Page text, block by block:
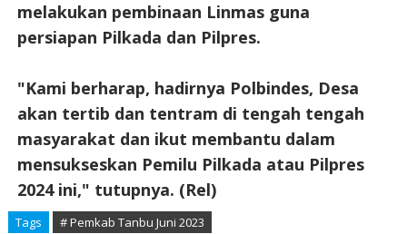
melakukan pembinaan Linmas guna
persiapan Pilkada dan Pilpres.
"Kami berharap, hadirnya Polbindes, Desa
akan tertib dan tentram di tengah tengah
masyarakat dan ikut membantu dalam
mensukseskan Pemilu Pilkada atau Pilpres
2024 ini," tutupnya. (Rel)
Tags # Pemkab Tanbu Juni 2023